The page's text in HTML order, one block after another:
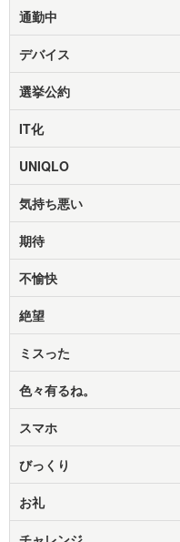
通勤中
デバイス
選挙公約
IT化
UNIQLO
気持ち悪い
期待
不愉快
絶望
ミスった
色々有るね。
スマホ
びっくり
お礼